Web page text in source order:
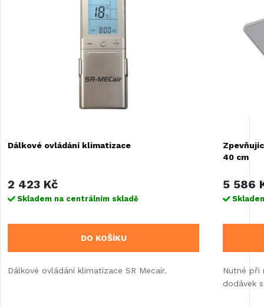
Dálkové ovládání klimatizace
2 423 Kč
Skladem na centrálním skladě
DO KOŠÍKU
Dálkové ovládání klimatizace SR Mecair.
40 cm
5 586
Nutné při
dodávek